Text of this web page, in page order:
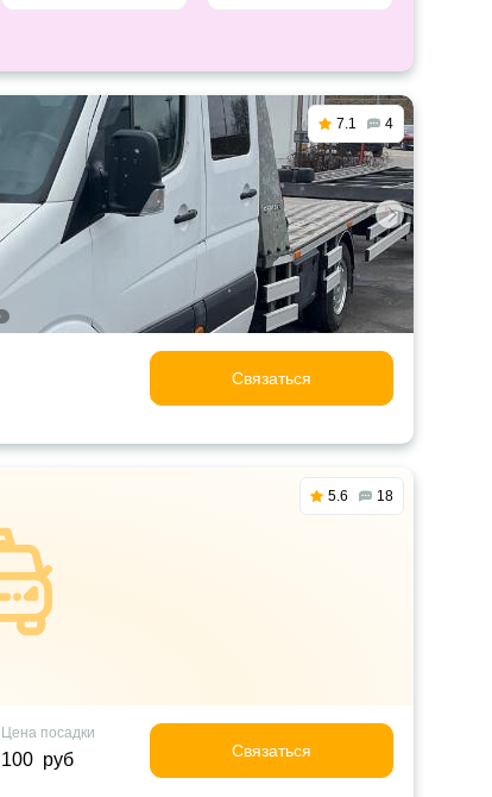
7.1 4
Связаться
5.6 18
Цена посадки
100 руб Связаться